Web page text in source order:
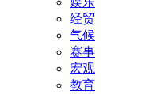
经贸
气候
赛事
宏观
教育